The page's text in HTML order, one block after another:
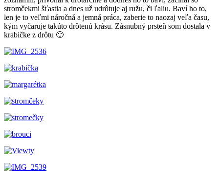
stromčekmi šťastia a dnes už udrôtuje aj ružu, či ľaliu. Baví ho to,
len je to veľmi náročná a jemná práca, zaberie to naozaj veľa času,
kým vyčaruje takúto drôtenú krásu. Zásnubný prsteň som dostala v
krabičke z drôtu 🙂